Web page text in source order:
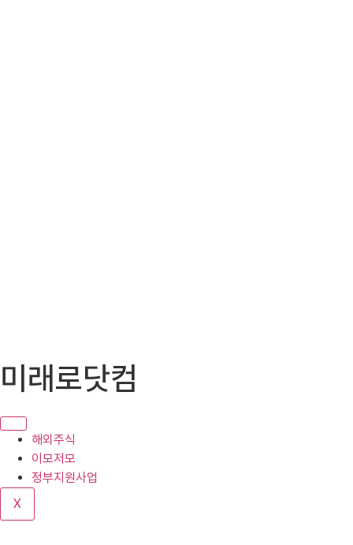
텐
로
기
미래로닷컴
해외주식
이모저모
정부지원사업
X